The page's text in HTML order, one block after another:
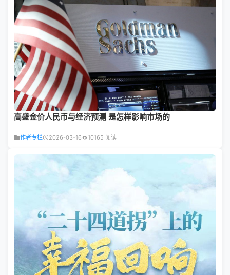
高盛金价人民币与经济预测 是怎样影响市场的
作者专栏 2026-03-16 10165 阅读